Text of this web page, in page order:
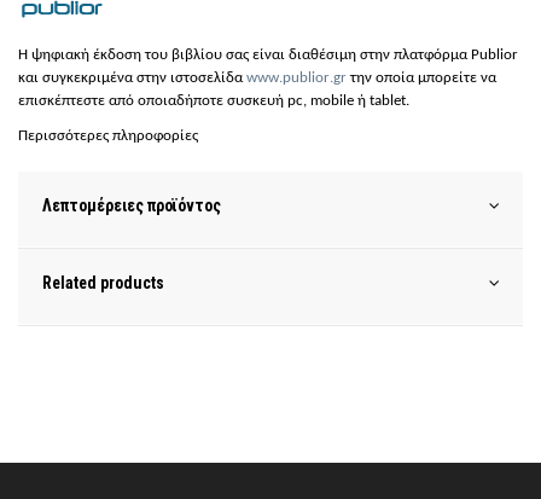
H ψηφιακή έκδοση του βιβλίου σας είναι διαθέσιμη στην πλατφόρμα Publior
και συγκεκριμένα στην ιστοσελίδαwww.publior.grτην οποία μπορείτε να
επισκέπτεστε από οποιαδήποτε συσκευή pc, mobile ή tablet.
Περισσότερες πληροφορίες
Λεπτομέρειες προϊόντος
Related products